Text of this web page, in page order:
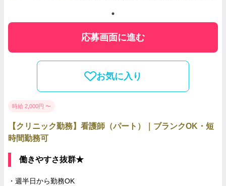
応募画面に進む
お気に入り
時給 2,000円 〜
【クリニック勤務】看護師（パート）｜ブランクOK・短
時間勤務可
働きやすさ抜群★
・週半日から勤務OK